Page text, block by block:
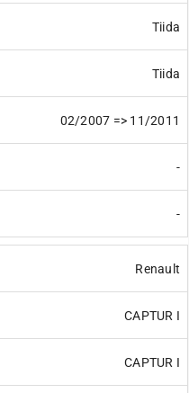
Tiida
Tiida
02/2007 => 11/2011
-
-
Renault
CAPTUR I
CAPTUR I